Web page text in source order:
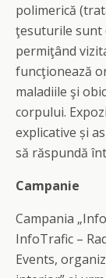
polimerică
ţesuturile sunt
permiţând
funcţionează
maladiile şi
corpului. Expozi
explicative şi
să răspundă
Campanie
Campania
InfoTrafic –
Events,